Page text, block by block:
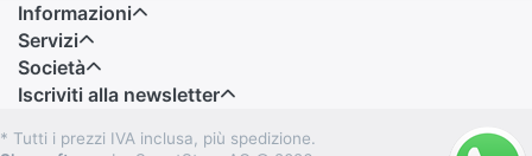
Informazioni
Servizi
Società
Iscriviti alla newsletter
* Tutti i prezzi IVA inclusa, più spedizione.